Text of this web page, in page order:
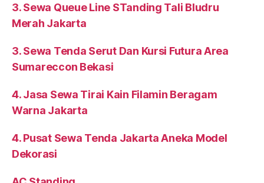
3. Sewa Queue Line STanding Tali Bludru
Merah Jakarta
3. Sewa Tenda Serut Dan Kursi Futura Area
Sumareccon Bekasi
4. Jasa Sewa Tirai Kain Filamin Beragam
Warna Jakarta
4. Pusat Sewa Tenda Jakarta Aneka Model
Dekorasi